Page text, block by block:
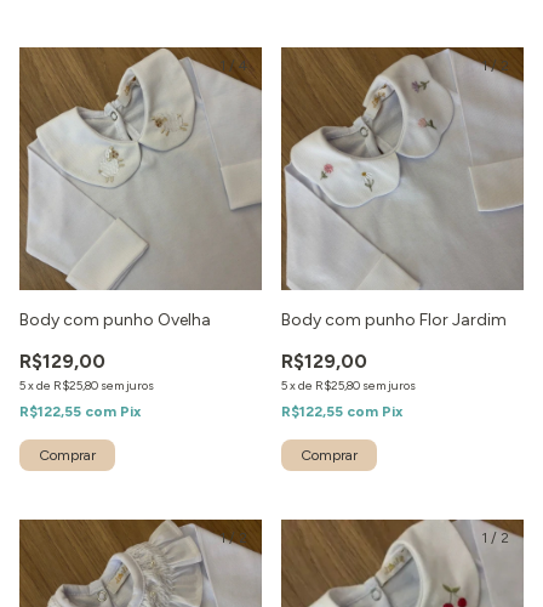
1 / 4
Body com punho Ovelha
R$129,00
5xde R$25,80 sem juros
R$122,55 com Pix
1/ 2
Body com punho Flor Jardim
R$129,00
5xde R$25,80 sem juros
R$122,55 com Pix
1/ 2 1 / 2